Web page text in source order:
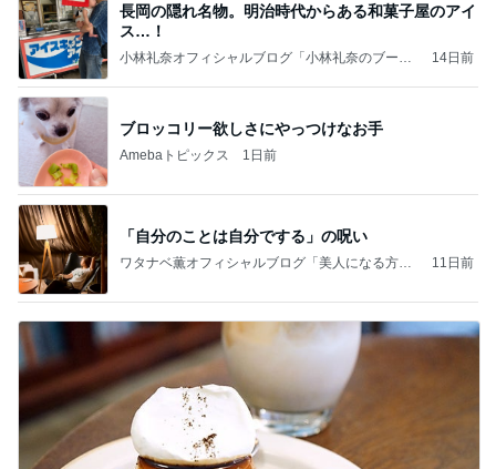
長岡の隠れ名物。明治時代からある和菓子屋のアイ
ス…！
小林礼奈オフィシャルブログ「小林礼奈のブーブ
14日前
ブロッコリー欲しさにやっつけなお手
Amebaトピックス 1日前
「自分のことは自分でする」の呪い
ワタナベ薫オフィシャルブログ「美人になる方
11日前